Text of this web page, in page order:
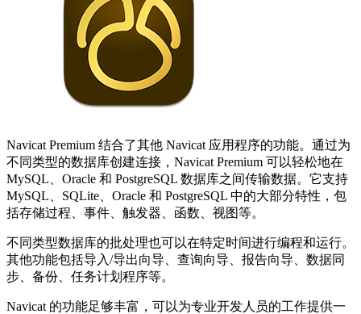
Navicat Premium 结合了其他 Navicat 应用程序的功能。通过为
不同类型的数据库创建连接，Navicat Premium 可以轻松地在
MySQL、Oracle 和 PostgreSQL 数据库之间传输数据。它支持
MySQL、SQLite、Oracle 和 PostgreSQL 中的大部分特性，包
括存储过程、事件、触发器、函数、视图等。
不同类型数据库的批处理也可以在特定时间进行编程和运行。
其他功能包括导入/导出向导、查询向导、报告向导、数据同
步、备份、任务计划程序等。
Navicat 的功能足够丰富，可以为专业开发人员的工作提供一